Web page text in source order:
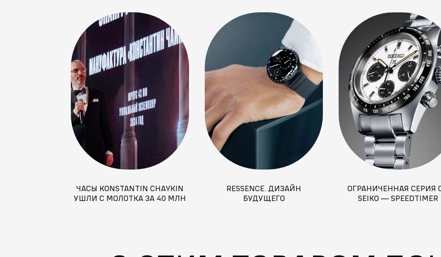
ЧАСЫ KONSTANTIN CHAYKIN
УШЛИ С МОЛОТКА ЗА 40 МЛН
RESSENCE. ДИЗАЙН
БУДУЩЕГО
ОГРАНИЧЕННАЯ СЕРИЯ
SEIKO — SPEEDTIMER